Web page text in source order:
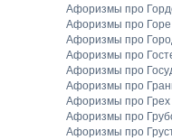
Афоризмы про
Афоризмы про Горе
Афоризмы про
Афоризмы про
Афоризмы про
Афоризмы про
Афоризмы про Грех
Афоризмы про
Афоризмы про